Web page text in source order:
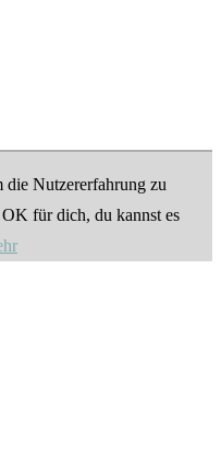
die Nutzererfahrung zu
OK für dich, du kannst es